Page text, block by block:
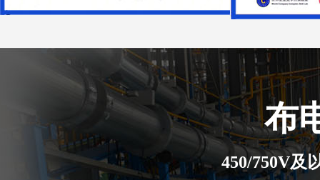
布
450/750V及